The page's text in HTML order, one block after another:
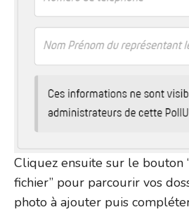
Cliquez ensuite sur le bouton
fichier” pour parcourir vos
photo à ajouter puis